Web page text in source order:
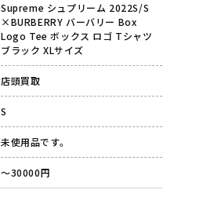
Supreme シュプリーム 2022S/S
×BURBERRY バーバリー Box
Logo Tee ボックス ロゴ Tシャツ
ブラック XLサイズ
店頭買取
S
未使用品です。
～30000円